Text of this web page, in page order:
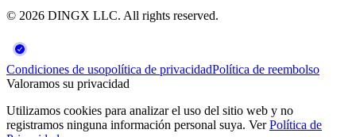
© 2026 DINGX LLC. All rights reserved.
Condiciones de usopolítica de privacidadPolítica de reembolso
Valoramos su privacidad
Utilizamos cookies para analizar el uso del sitio web y no
registramos ninguna información personal suya. VerPolítica de